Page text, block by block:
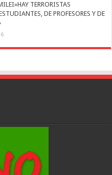
TERRORISTAS
DE PROFESORES Y DE